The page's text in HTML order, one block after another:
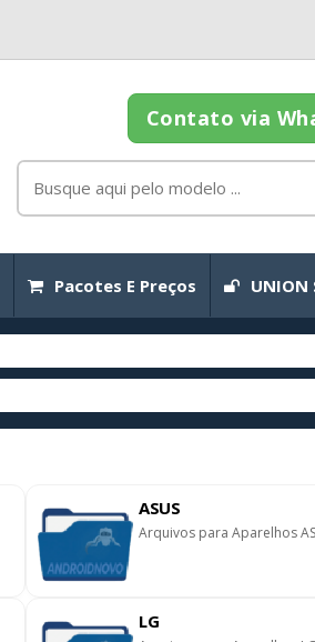
Contato via
Pacotes E Preços UNION
ASUS
Arquivos para Aparelhos
LG